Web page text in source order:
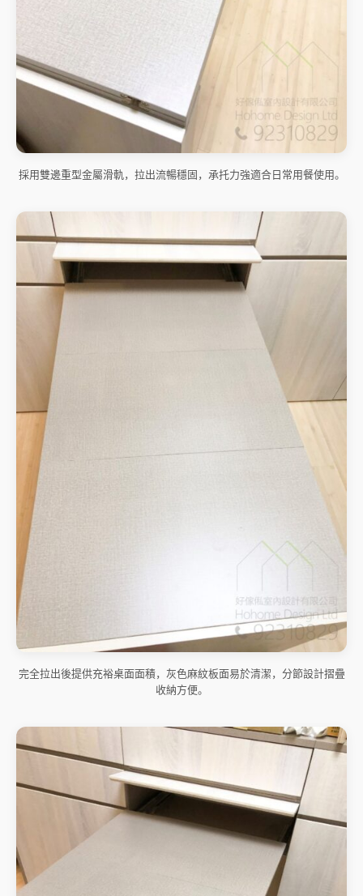
採用雙邊重型金屬滑軌，拉出流暢穩固，承托力強適合日常用餐使用。
完全拉出後提供充裕桌面面積，灰色麻紋板面易於清潔，分節設計摺疊
收納方便。